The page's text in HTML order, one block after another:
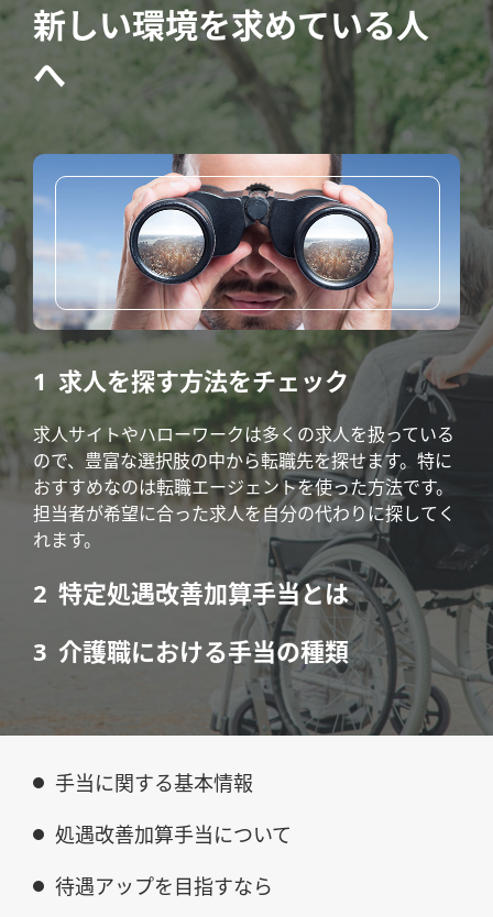
新しい環境を求めている人
へ
求人を探す方法をチェック
求人サイトやハローワークは多くの求人を扱っている
ので、豊富な選択肢の中から転職先を探せます。特に
おすすめなのは転職エージェントを使った方法です。
担当者が希望に合った求人を自分の代わりに探してく
れます。
特定処遇改善加算手当とは
介護職における手当の種類
手当に関する基本情報
処遇改善加算手当について
待遇アップを目指すなら